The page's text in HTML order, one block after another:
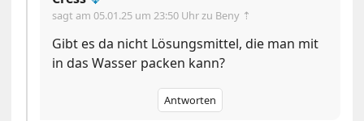
sagt am05.01.25 um 23:50 Uhrzu Beny ⇡
Gibt es da nicht Lösungsmittel, die man mit
in das Wasser packen kann?
Antworten